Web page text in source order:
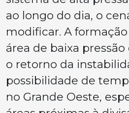
ao longo do dia, o
modificar. A
área de baixa
o retorno da
possibilidade de
no Grande Oeste,